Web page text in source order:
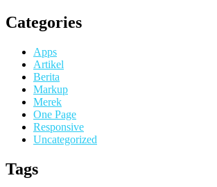
Categories
Apps
Artikel
Berita
Markup
Merek
One Page
Responsive
Uncategorized
Tags